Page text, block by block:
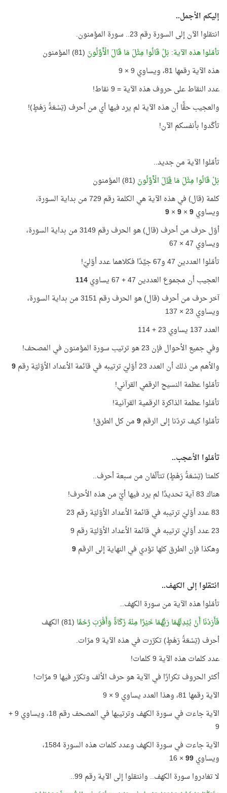
إليكم الأجمل..
انتقلوا الآن إلى السورة رقم 23.. سورة المؤمنون.
تأمّلوا هذه الآية: بَلْ قَالُوا مِثْلَ مَا قَالَ الْأَوَّلُونَ (81) المؤمنون
هذه الآية رقمها 81، ويساوي 9 × 9
عدد النقاط على حروف هذه الآية = 9 نقاط!
والعجيب حقًّا أن هذه الآية لم يرد فيها أي من أحرف (تِسْعَةُ رَهْطٍ)!
تأكّدوا بأنفسكم الآن!
تأمّلوا الآية من جديد..
بَلْ قَالُوا مِثْلَ مَاقَالَ الْأَوَّلُونَ (81) المؤمنون
كلمة (قال) في هذه الآية هي الكلمة رقم 729 من بداية السورة،
ويساوي9
×
9
×
9
أوّل حرف من أحرف (قال) هو الحرف رقم 3149 من بداية السورة،
ويساوي 47 × 67
تأمّلوا العددين 47 و67 جيِّدًا فكلاهما عدد أوّليّ!
العجيب أن مجموع العددين 47 + 67 يساوي
114
آخر حرف من أحرف (قال) هو الحرف رقم 3151 من بداية السورة،
ويساوي 23 × 137
العدد 137 يساوي 23 + 114
وفي جميع الأحوال فإن 23 هو ترتيب سورة المؤمنون في المصحف!
والأهم من ذلك أن العدد 23 أوّليّ ترتيبه في قائمة الأعداد الأوّليّة رقم
9
تأمّلوا عظمة النسيج الرقمي القرآني!
تأمّلوا عظمة الذاكرة الرقمية القرآنية!
تأمّلوا كيف تردّنا إلى الرقم9من كل الطرق!
تأمّلوا الأعجب..
كلمتا (تِسْعَةُ رَهْطٍ) تتألّفان من سبعة أحرف..
هناك 83 آية تحديدًا لم يرد فيها أيّ من هذه الأحرف!
83 عدد أوّليّ ترتيبه في قائمة الأعداد الأوّليّة رقم 23
23 عدد أوّليّ ترتيبه في قائمة الأعداد الأوّليّة رقم 9
وهكذا فإن الطرق كلها تؤدي في النهاية إلى الرقم9
انتقلوا إلى الكهف..
تأمّلوا هذه الآية من سورة الكهف..
فَأَرَدْنَا أَنْ يُبْدِلَهُمَا رَبُّهُمَا خَيْرًا مِنْهُ زَكَاةً وَأَقْرَبَ رُحْمًا (81) الكهف
أحرف (تِسْعَةُ رَهْطٍ) تكرّرت في هذه الآية 9 مرّات.
عدد كلمات هذه الآية 9 كلمات!
أكثر الحروف تكرارًا في الآية هو حرف الألف وتكرّر فيها 9 مرّات!
الآية رقمها 81، وهذا العدد يساوي 9 × 9
الآية جاءت في سورة الكهف وترتيبها في المصحف رقم 18، ويساوي 9 +
9
الآية جاءت في سورة الكهف وعدد كلمات هذه السورة 1584،
ويساوي99
× 16
لا تغادروا سورة الكهف.. وانتقلوا إلى الآية رقم 99..